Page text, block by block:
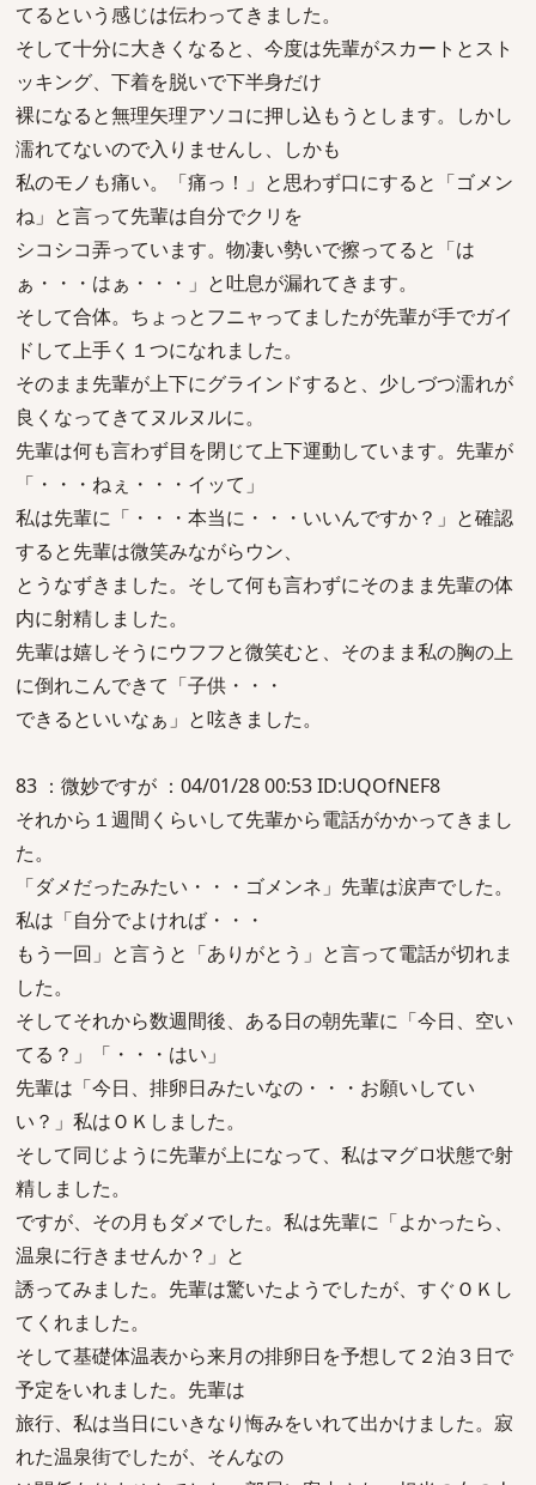
てるという感じは伝わってきました。
そして十分に大きくなると、今度は先輩がスカートとスト
ッキング、下着を脱いで下半身だけ
裸になると無理矢理アソコに押し込もうとします。しかし
濡れてないので入りませんし、しかも
私のモノも痛い。「痛っ！」と思わず口にすると「ゴメン
ね」と言って先輩は自分でクリを
シコシコ弄っています。物凄い勢いで擦ってると「は
ぁ・・・はぁ・・・」と吐息が漏れてきます。
そして合体。ちょっとフニャってましたが先輩が手でガイ
ドして上手く１つになれました。
そのまま先輩が上下にグラインドすると、少しづつ濡れが
良くなってきてヌルヌルに。
先輩は何も言わず目を閉じて上下運動しています。先輩が
「・・・ねぇ・・・イッて」
私は先輩に「・・・本当に・・・いいんですか？」と確認
すると先輩は微笑みながらウン、
とうなずきました。そして何も言わずにそのまま先輩の体
内に射精しました。
先輩は嬉しそうにウフフと微笑むと、そのまま私の胸の上
に倒れこんできて「子供・・・
できるといいなぁ」と呟きました。
83 ：微妙ですが ：04/01/28 00:53 ID:UQOfNEF8
それから１週間くらいして先輩から電話がかかってきまし
た。
「ダメだったみたい・・・ゴメンネ」先輩は涙声でした。
私は「自分でよければ・・・
もう一回」と言うと「ありがとう」と言って電話が切れま
した。
そしてそれから数週間後、ある日の朝先輩に「今日、空い
てる？」「・・・はい」
先輩は「今日、排卵日みたいなの・・・お願いしてい
い？」私はＯＫしました。
そして同じように先輩が上になって、私はマグロ状態で射
精しました。
ですが、その月もダメでした。私は先輩に「よかったら、
温泉に行きませんか？」と
誘ってみました。先輩は驚いたようでしたが、すぐＯＫし
てくれました。
そして基礎体温表から来月の排卵日を予想して２泊３日で
予定をいれました。先輩は
旅行、私は当日にいきなり悔みをいれて出かけました。寂
れた温泉街でしたが、そんなの